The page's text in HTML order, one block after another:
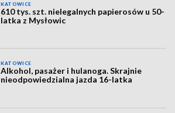
KATOWICE
610 tys. szt. nielegalnych papierosów u 50-
latka z Mysłowic
KATOWICE
Alkohol, pasażer i hulanoga. Skrajnie
nieodpowiedzialna jazda 16-latka